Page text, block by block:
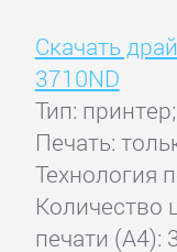
Скачать
3710ND
Тип:
Печать:
Технология
Количество
печати (А4):